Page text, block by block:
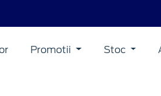
Promotii Stoc